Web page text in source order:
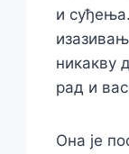
и
никакву
рад и
Она је